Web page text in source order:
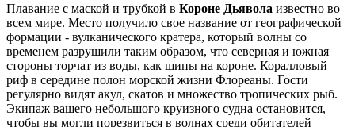
Плавание с маской и трубкой в Коронe Дьявола известно во
всем мире. Место получило свое название от географической
формации - вулканического кратера, который волны со
временем разрушили таким образом, что северная и южная
стороны торчат из воды, как шипы на короне. Коралловый
риф в середине полон морской жизни Флореаны. Гости
регулярно видят акул, скатов и множество тропических рыб.
Экипаж вашего небольшого круизного судна остановится,
чтобы вы могли порезвиться в волнах среди обитателей